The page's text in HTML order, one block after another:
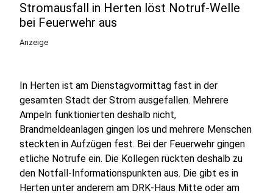
Stromausfall in Herten löst Notruf-Welle
bei Feuerwehr aus
Anzeige
In Herten ist am Dienstagvormittag fast in der
gesamten Stadt der Strom ausgefallen. Mehrere
Ampeln funktionierten deshalb nicht,
Brandmeldeanlagen gingen los und mehrere Menschen
steckten in Aufzügen fest. Bei der Feuerwehr gingen
etliche Notrufe ein. Die Kollegen rückten deshalb zu
den Notfall-Informationspunkten aus. Die gibt es in
Herten unter anderem am DRK-Haus Mitte oder am